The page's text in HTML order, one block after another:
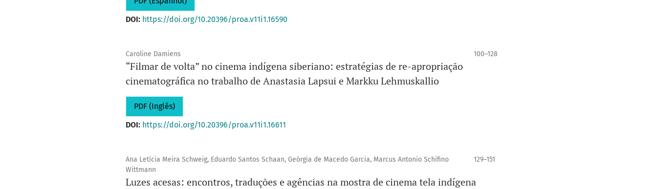
DOI: https://doi.org/10.20396/proa.v11i1.16590
Caroline Damiens 100–128
“Filmar de volta” no cinema indígena siberiano: estratégias de re-apropriação
cinematográfica no trabalho de Anastasia Lapsui e Markku Lehmuskallio
PDF (Inglês)
DOI: https://doi.org/10.20396/proa.v11i1.16611
Ana Letícia Meira Schweig, Eduardo Santos Schaan, Geórgia de Macedo Garcia, Marcus Antonio Schifino
Wittmann
129–151
Luzes acesas: encontros, traduções e agências na mostra de cinema tela indígena